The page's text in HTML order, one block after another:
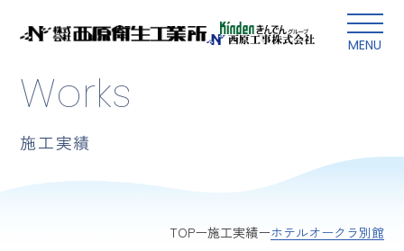
MENU
本文にスキップ
Works
施工実績
TOP 施工実績 ホテルオークラ別館